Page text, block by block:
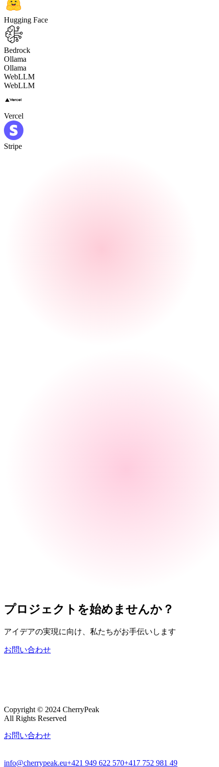
Hugging Face
Bedrock
Ollama
Ollama
WebLLM
WebLLM
Vercel
Stripe
プロジェクトを始めませんか？
アイデアの実現に向け、私たちがお手伝いします
お問い合わせ
Copyright © 2024 CherryPeak
All Rights Reserved
お問い合わせ
info@cherrypeak.eu+421 949 622 570+417 752 981 49